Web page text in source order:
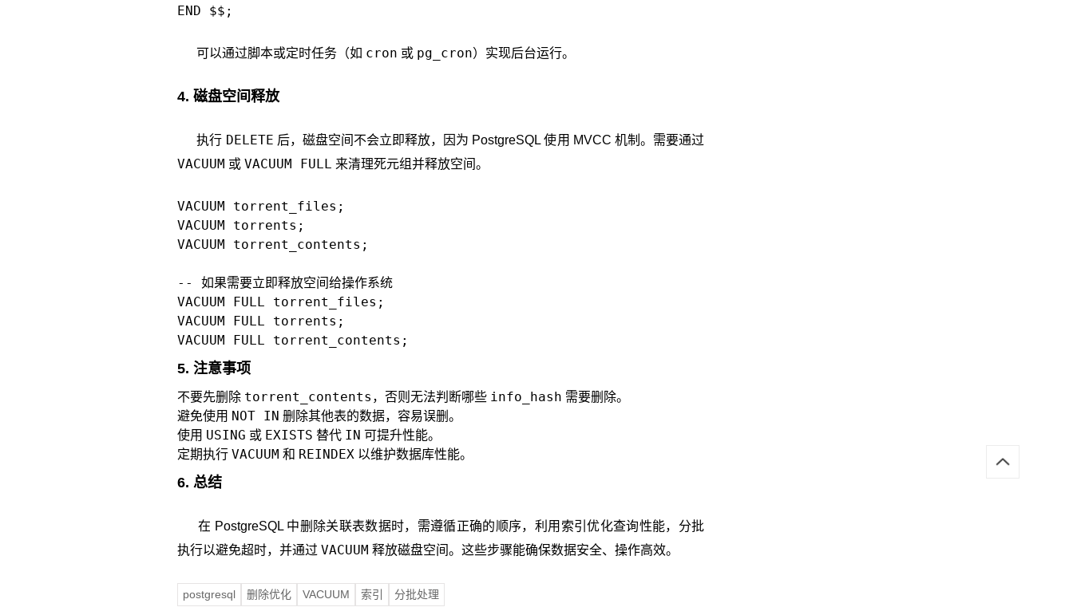
END $$;
可以通过脚本或定时任务（如 cron 或 pg_cron）实现后台运行。
4. 磁盘空间释放
执行 DELETE 后，磁盘空间不会立即释放，因为 PostgreSQL 使用 MVCC 机制。需要通过
VACUUM 或 VACUUM FULL 来清理死元组并释放空间。
VACUUM torrent_files;
VACUUM torrents;
VACUUM torrent_contents;
-- 如果需要立即释放空间给操作系统
VACUUM FULL torrent_files;
VACUUM FULL torrents;
VACUUM FULL torrent_contents;
5. 注意事项
不要先删除 torrent_contents ，否则无法判断哪些 info_hash 需要删除。
避免使用 NOT IN 删除其他表的数据，容易误删。
使用 USING 或 EXISTS 替代 IN 可提升性能。
定期执行 VACUUM 和 REINDEX 以维护数据库性能。
6. 总结
在 PostgreSQL 中删除关联表数据时，需遵循正确的顺序，利用索引优化查询性能，分批
执行以避免超时，并通过 VACUUM 释放磁盘空间。这些步骤能确保数据安全、操作高效。
postgresql 删除优化 VACUUM 索引 分批处理